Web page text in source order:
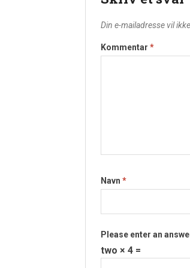
Din e-mailadresse vil
Kommentar *
Navn *
Please enter an
two × 4 =